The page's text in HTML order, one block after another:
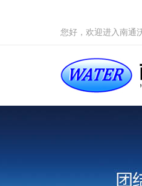
您好，欢迎进入南通